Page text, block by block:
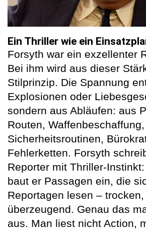
Ein Thriller wie ein
Forsyth war ein exzellenter
Bei ihm wird aus dieser
Stilprinzip. Die Spannung
Explosionen oder
sondern aus Abläufen: aus
Routen, Waffenbeschaffung,
Sicherheitsroutinen,
Fehlerketten. Forsyth
Reporter mit Thriller-
baut er Passagen ein, die
Reportagen lesen –
überzeugend. Genau das
aus. Man liest nicht Action,